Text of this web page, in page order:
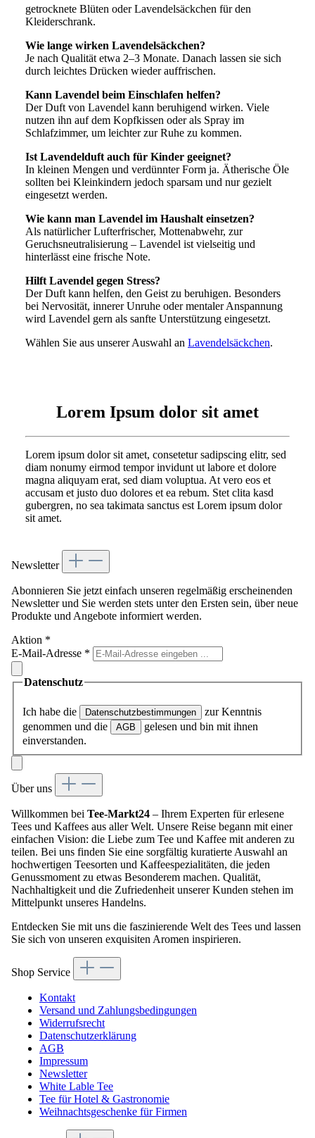
getrocknete Blüten oder Lavendelsäckchen für den
Kleiderschrank.
Wie lange wirken Lavendelsäckchen?
Je nach Qualität etwa 2–3 Monate. Danach lassen sie sich
durch leichtes Drücken wieder auffrischen.
Kann Lavendel beim Einschlafen helfen?
Der Duft von Lavendel kann beruhigend wirken. Viele
nutzen ihn auf dem Kopfkissen oder als Spray im
Schlafzimmer, um leichter zur Ruhe zu kommen.
Ist Lavendelduft auch für Kinder geeignet?
In kleinen Mengen und verdünnter Form ja. Ätherische Öle
sollten bei Kleinkindern jedoch sparsam und nur gezielt
eingesetzt werden.
Wie kann man Lavendel im Haushalt einsetzen?
Als natürlicher Lufterfrischer, Mottenabwehr, zur
Geruchsneutralisierung – Lavendel ist vielseitig und
hinterlässt eine frische Note.
Hilft Lavendel gegen Stress?
Der Duft kann helfen, den Geist zu beruhigen. Besonders
bei Nervosität, innerer Unruhe oder mentaler Anspannung
wird Lavendel gern als sanfte Unterstützung eingesetzt.
Wählen Sie aus unserer Auswahl an Lavendelsäckchen.
Lorem Ipsum dolor sit amet
Lorem ipsum dolor sit amet, consetetur sadipscing elitr, sed
diam nonumy eirmod tempor invidunt ut labore et dolore
magna aliquyam erat, sed diam voluptua. At vero eos et
accusam et justo duo dolores et ea rebum. Stet clita kasd
gubergren, no sea takimata sanctus est Lorem ipsum dolor
sit amet.
Newsletter
Abonnieren Sie jetzt einfach unseren regelmäßig erscheinenden
Newsletter und Sie werden stets unter den Ersten sein, über neue
Produkte und Angebote informiert werden.
Aktion *
E-Mail-Adresse *
Datenschutz
Ich habe die Datenschutzbestimmungen
zur Kenntnis
genommen und die
AGB
gelesen und bin mit ihnen
einverstanden.
Über uns
Willkommen bei Tee-Markt24 – Ihrem Experten für erlesene
Tees und Kaffees aus aller Welt. Unsere Reise begann mit einer
einfachen Vision: die Liebe zum Tee und Kaffee mit anderen zu
teilen. Bei uns finden Sie eine sorgfältig kuratierte Auswahl an
hochwertigen Teesorten und Kaffeespezialitäten, die jeden
Genussmoment zu etwas Besonderem machen. Qualität,
Nachhaltigkeit und die Zufriedenheit unserer Kunden stehen im
Mittelpunkt unseres Handelns.
Entdecken Sie mit uns die faszinierende Welt des Tees und lassen
Sie sich von unseren exquisiten Aromen inspirieren.
Shop Service
Kontakt
Versand und Zahlungsbedingungen
Widerrufsrecht
Datenschutzerklärung
AGB
Impressum
Newsletter
White Lable Tee
Tee für Hotel & Gastronomie
Weihnachtsgeschenke für Firmen